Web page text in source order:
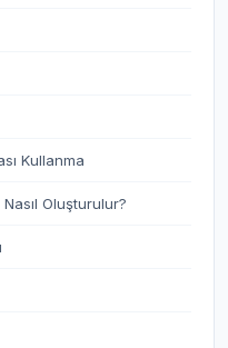
Kullanma
Oluşturulur?